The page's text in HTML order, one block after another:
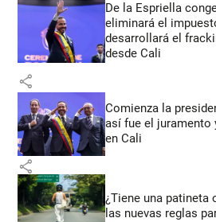
De la Espriella
eliminará el
desarrollará el
desde Cali
share
Comienza la
así fue el juramento
en Cali
share
¿Tiene una patineta
las nuevas reglas